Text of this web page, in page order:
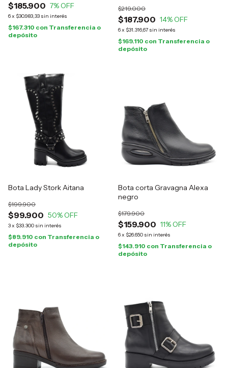
$185.900 7% OFF
6x $30.983,33 sin interés
$167.310 con Transferencia o
depósito
$187.900
$219.000
14% OFF
6x $31.316,67 sin interés
$169.110 con Transferencia o
depósito
Bota Lady Stork Aitana
$99.900
$199.900
50% OFF
3x $33.300 sin interés
$89.910 con Transferencia o
depósito
Bota corta Gravagna Alexa
negro
$159.900
$179.900
11% OFF
6x $26.650 sin interés
$143.910 con Transferencia o
depósito